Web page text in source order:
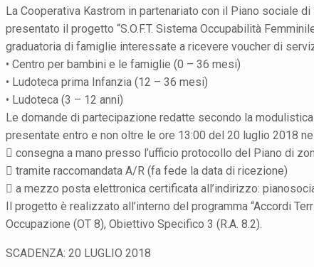
La Cooperativa Kastrom in partenariato con il Piano sociale
presentato il progetto “S.O.F.T. Sistema Occupabilità
graduatoria di famiglie interessate a ricevere voucher di
• Centro per bambini e le famiglie (0 – 36 mesi)
• Ludoteca prima Infanzia (12 – 36 mesi)
• Ludoteca (3 – 12 anni)
Le domande di partecipazione redatte secondo la
presentate entro e non oltre le ore 13:00 del 20 luglio 2018
 consegna a mano presso l’ufficio protocollo del Piano di
 tramite raccomandata A/R (fa fede la data di ricezione)
 a mezzo posta elettronica certificata all’indirizzo:
Il progetto è realizzato all’interno del programma “Accordi
Occupazione (OT 8), Obiettivo Specifico 3 (R.A. 8.2).
SCADENZA: 20 LUGLIO 2018